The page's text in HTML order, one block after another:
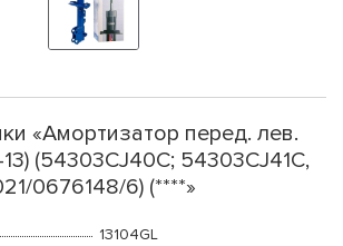
«Амортизатор перед. лев.
(54303CJ40C; 54303CJ41C,
0676148/6) (****»
13104GL